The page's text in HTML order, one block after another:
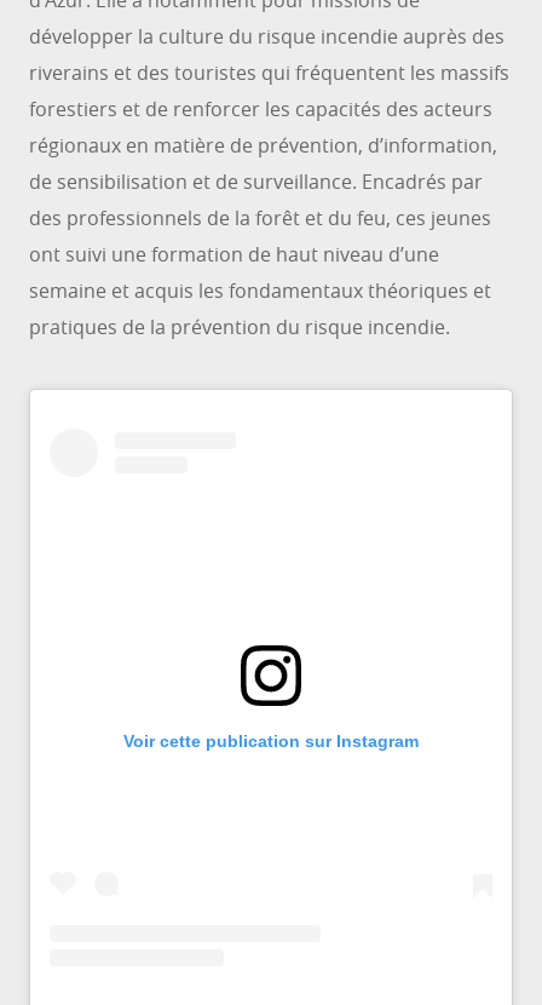
développer la culture du risque incendie auprès des
riverains et des touristes qui fréquentent les massifs
forestiers et de renforcer les capacités des acteurs
régionaux en matière de prévention, d’information,
de sensibilisation et de surveillance. Encadrés par
des professionnels de la forêt et du feu, ces jeunes
ont suivi une formation de haut niveau d’une
semaine et acquis les fondamentaux théoriques et
pratiques de la prévention du risque incendie.
Voir cette publication sur Instagram